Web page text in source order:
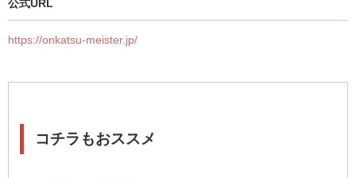
公式URL
https://onkatsu-meister.jp/
コチラもおススメ